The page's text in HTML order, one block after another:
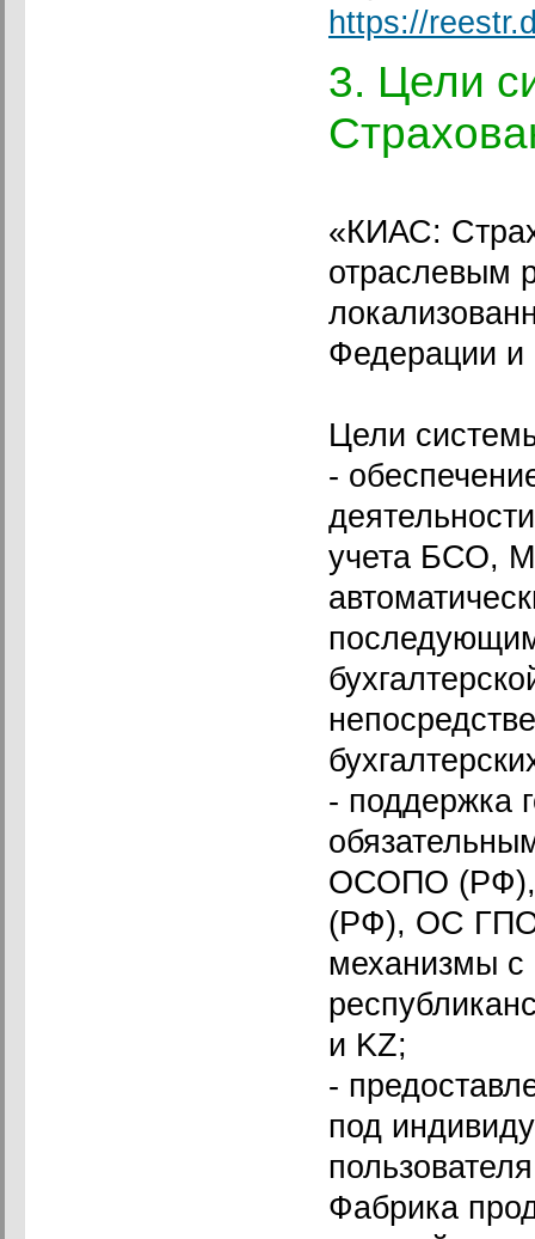
https://
3. Цели
«КИАС:
отраслевым
Федерации и
Цели
-
учета БСО,
- поддержка
ОСОПО (РФ),
(РФ), ОС ГПО
механизмы
и KZ;
-
под
Фабрика